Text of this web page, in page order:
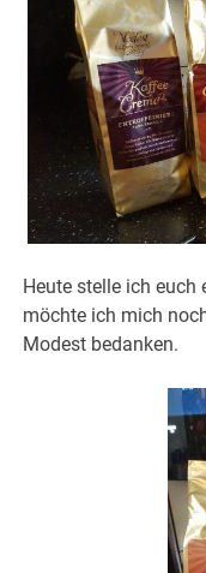
Heute stelle ich euch
möchte ich mich
Modest bedanken.